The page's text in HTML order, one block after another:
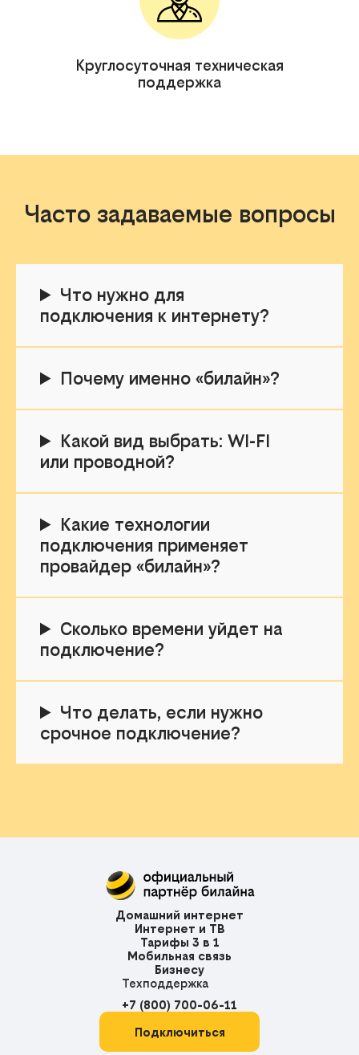
Круглосуточная техническая
поддержка
Часто задаваемые вопросы
Что нужно для
подключения к интернету?
Почему именно «билайн»?
Какой вид выбрать: WI-FI
или проводной?
Какие технологии
подключения применяет
провайдер «билайн»?
Сколько времени уйдет на
подключение?
Что делать, если нужно
срочное подключение?
Домашний интернет
Интернет и ТВ
Тарифы 3 в 1
Мобильная связь
Бизнесу
Техподдержка
+7 (800) 700-06-11
Подключиться